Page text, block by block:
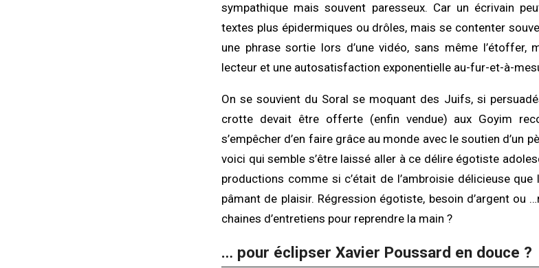
sympathique mais souvent paresseux. Car un écrivain
textes plus épidermiques ou drôles, mais se contenter
une phrase sortie lors d’une vidéo, sans même l’étoffer,
lecteur et une autosatisfaction exponentielle au-fur-et-à-
On se souvient du Soral se moquant des Juifs, si
crotte devait être offerte (enfin vendue) aux Goyim
s’empêcher d’en faire grâce au monde avec le soutien d’un
voici qui semble s’être laissé aller à ce délire égotiste
productions comme si c’était de l’ambroisie délicieuse
pâmant de plaisir. Régression égotiste, besoin d’argent ou
chaines d’entretiens pour reprendre la main ?
… pour éclipser Xavier Poussard en douce ?